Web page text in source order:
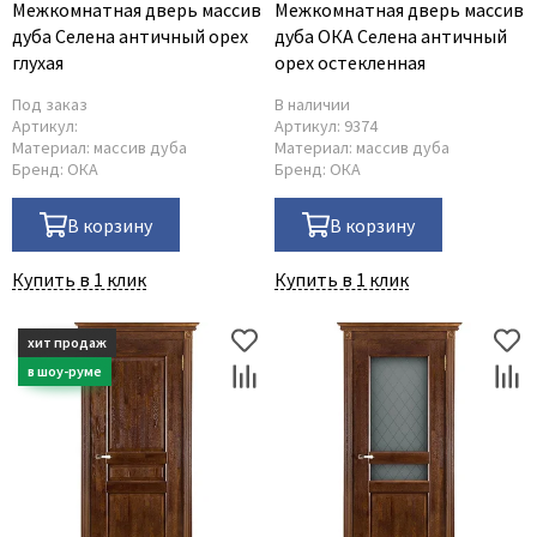
Межкомнатная дверь массив
дуба Селена античный орех
глухая
Под заказ
Артикул:
Материал: массив дуба
Бренд: ОКА
В корзину
Купить в 1 клик
Межкомнатная дверь массив
дуба ОКА Селена античный
орех остекленная
В наличии
Артикул: 9374
Материал: массив дуба
Бренд: ОКА
В корзину
Купить в 1 клик